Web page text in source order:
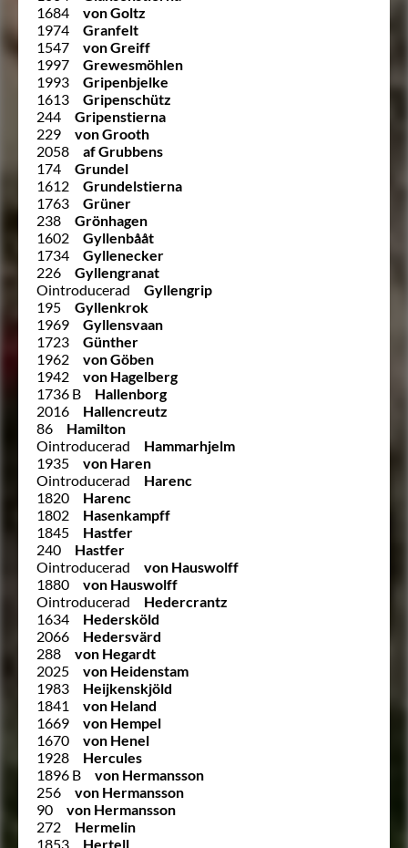
1684
von Goltz
1974
Granfelt
1547
von Greiff
1997
Grewesmöhlen
1993
Gripenbjelke
1613
Gripenschütz
244
Gripenstierna
229
von Grooth
2058
af Grubbens
174
Grundel
1612
Grundelstierna
1763
Grüner
238
Grönhagen
1602
Gyllenbååt
1734
Gyllenecker
226
Gyllengranat
Ointroducerad
Gyllengrip
195
Gyllenkrok
1969
Gyllensvaan
1723
Günther
1962
von Göben
1942
von Hagelberg
1736 B
Hallenborg
2016
Hallencreutz
86
Hamilton
Ointroducerad
Hammarhjelm
1935
von Haren
Ointroducerad
Harenc
1820
Harenc
1802
Hasenkampff
1845
Hastfer
240
Hastfer
Ointroducerad
von Hauswolff
1880
von Hauswolff
Ointroducerad
Hedercrantz
1634
Hedersköld
2066
Hedersvärd
288
von Hegardt
2025
von Heidenstam
1983
Heijkenskjöld
1841
von Heland
1669
von Hempel
1670
von Henel
1928
Hercules
1896 B
von Hermansson
256
von Hermansson
90
von Hermansson
272
Hermelin
1853
Hertell